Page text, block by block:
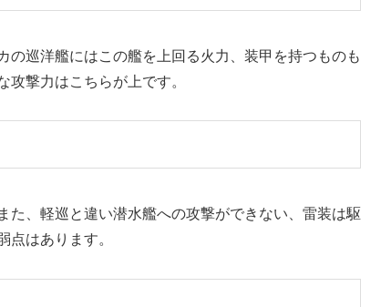
の巡洋艦にはこの艦を上回る火力、装甲を持つものも
撃力はこちらが上です。
また、軽巡と違い潜水艦への攻撃ができない、雷装は駆
点はあります。